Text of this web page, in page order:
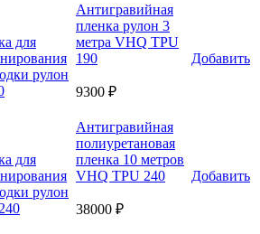
Антигравийная
пленка рулон 3
метра VHQ TPU
190
9300 ₽
Добавить
Антигравийная
полиуретановая
пленка 10 метров
VHQ TPU 240
38000 ₽
Добавить